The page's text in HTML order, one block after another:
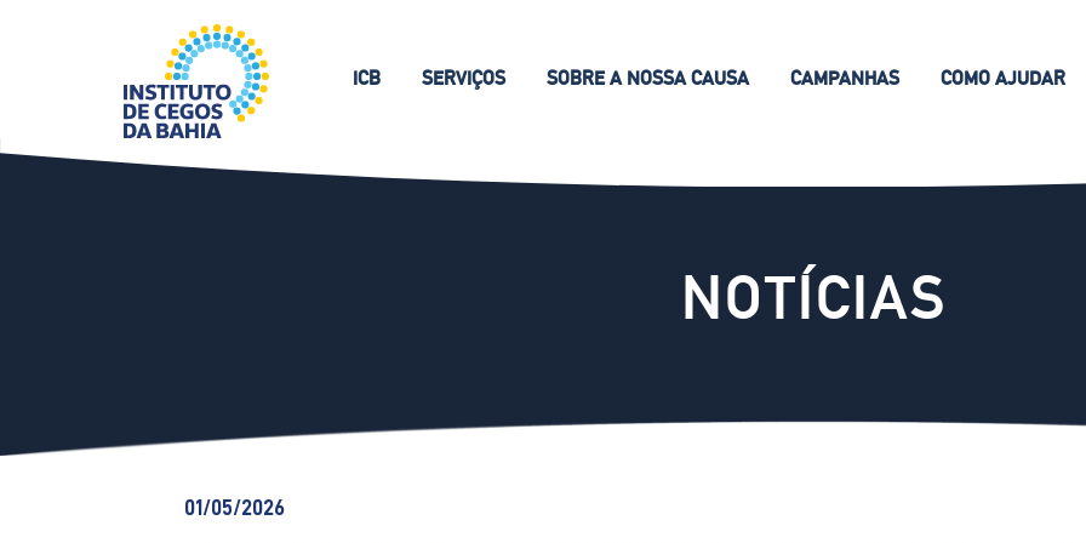
ICB SERVIÇOS SOBRE A NOSSA CAUSA CAMPANHAS COMO AJUDAR
NOTÍCIAS
01/05/2026